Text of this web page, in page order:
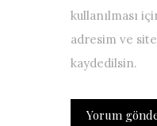
kullanılması
adresim ve
kaydedilsin.